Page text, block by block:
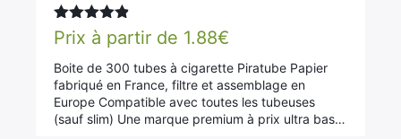
Note 4.78
sur 5
Prix à partir de 1.88€
Boite de 300 tubes à cigarette Piratube Papier
fabriqué en France, filtre et assemblage en
Europe Compatible avec toutes les tubeuses
(sauf slim) Une marque premium à prix ultra bas…